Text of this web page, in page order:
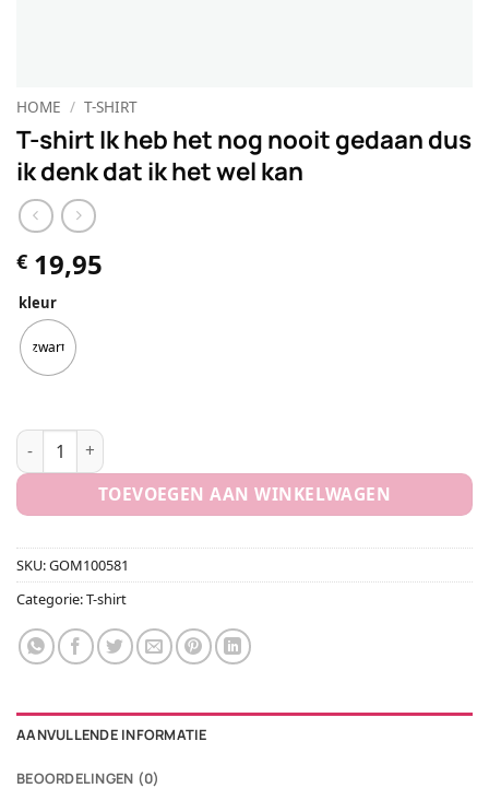
HOME / T-SHIRT
T-shirt Ik heb het nog nooit gedaan dus
ik denk dat ik het wel kan
€ 19,95
kleur
zwart
T-shirt Ik heb het nog nooit gedaan dus ik denk dat ik het
TOEVOEGEN AAN WINKELWAGEN
SKU:GOM100581
Categorie:T-shirt
AANVULLENDE INFORMATIE
BEOORDELINGEN (0)